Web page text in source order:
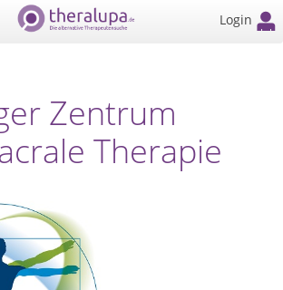
Login
Zentrum
Therapie